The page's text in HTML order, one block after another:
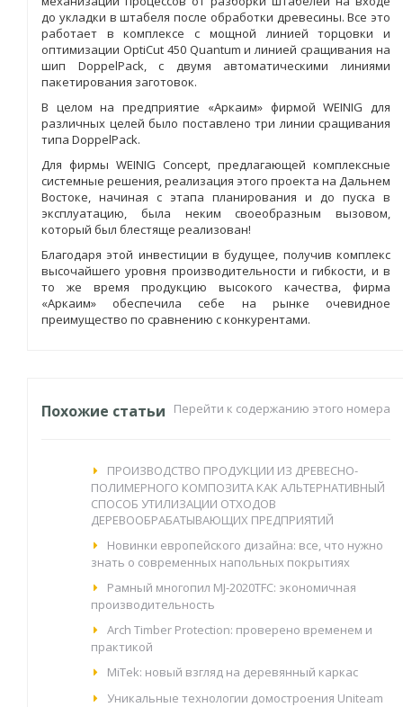
до укладки в штабеля после обработки древесины. Все это
работает в комплексе с мощной линией торцовки и
оптимизации OptiCut 450 Quantum и линией сращивания на
шип DoppelPack, с двумя автоматическими линиями
пакетирования заготовок.
В целом на предприятие «Аркаим» фирмой WEINIG для
различных целей было поставлено три линии сращивания
типа DoppelPack.
Для фирмы WEINIG Concept, предлагающей комплексные
системные решения, реализация этого проекта на Дальнем
Востоке, начиная с этапа планирования и до пуска в
эксплуатацию, была неким своеобразным вызовом,
который был блестяще реализован!
Благодаря этой инвестиции в будущее, получив комплекс
высочайшего уровня производительности и гибкости, и в
то же время продукцию высокого качества, фирма
«Аркаим» обеспечила себе на рынке очевидное
преимущество по сравнению с конкурентами.
Похожие статьи Перейти к содержанию этого номера
ПРОИЗВОДСТВО ПРОДУКЦИИ ИЗ ДРЕВЕСНО-
ПОЛИМЕРНОГО КОМПОЗИТА КАК АЛЬТЕРНАТИВНЫЙ
СПОСОБ УТИЛИЗАЦИИ ОТХОДОВ
ДЕРЕВООБРАБАТЫВАЮЩИХ ПРЕДПРИЯТИЙ
Новинки европейского дизайна: все, что нужно
знать о современных напольных покрытиях
Рамный многопил MJ-2020TFC: экономичная
производительность
Arch Timber Protection: проверено временем и
практикой
MiTek: новый взгляд на деревянный каркас
Уникальные технологии домостроения Uniteam